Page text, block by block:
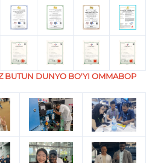
BUTUN DUNYO BO'YI OMMABOP